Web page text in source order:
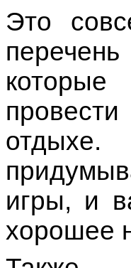
Это
отдыхе.
игры, и
хорошее